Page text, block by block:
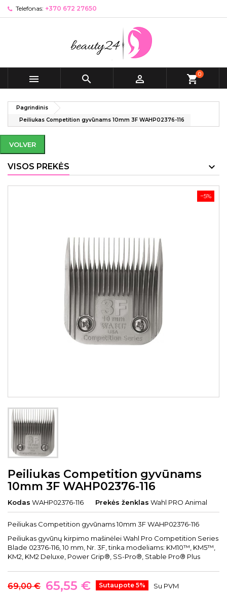
Telefonas: +370 672 27650
   shopping_cart0
Pagrindinis
Peiliukas Competition gyvūnams 10mm 3F WAHP02376-116
VOLVER
VISOS PREKĖS
−5%
Peiliukas Competition gyvūnams
10mm 3F WAHP02376-116
Kodas WAHP02376-116 Prekės ženklas Wahl PRO Animal
Peiliukas Competition gyvūnams 10mm 3F WAHP02376-116
Peiliukas gyvūnų kirpimo mašinėlei Wahl Pro Competition Series
Blade 02376-116, 10 mm, Nr. 3F, tinka modeliams: KM10™, KM5™,
KM2, KM2 Deluxe, Power Grip®, SS-Pro®, Stable Pro® Plus
69,00 € 65,55 € Sutaupote 5% Su PVM